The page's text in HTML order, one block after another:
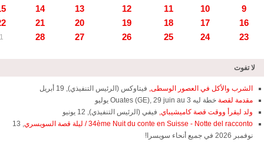
9
10
11
12
13
14
16
17
18
19
20
21
23
24
25
26
27
28
1
لا تفوت
الشرب والأكل في العصور الوسطى, فيتاوكس (الرئيس التنفيذي), 19 أبريل
مقدمة لقصة خطة ليه Ouates (GE), 29 juin au 3 يوليو
ولد ليقرأ ووقت قصة كاميشيباي, فيفي (الرئيس التنفيذي), 12 يونيو
34ème Nuit du conte en Suisse - Notte del racconto / ليلة قصة السويسري
, 13
نوفمبر 2026 في جميع أنحاء سويسرا!